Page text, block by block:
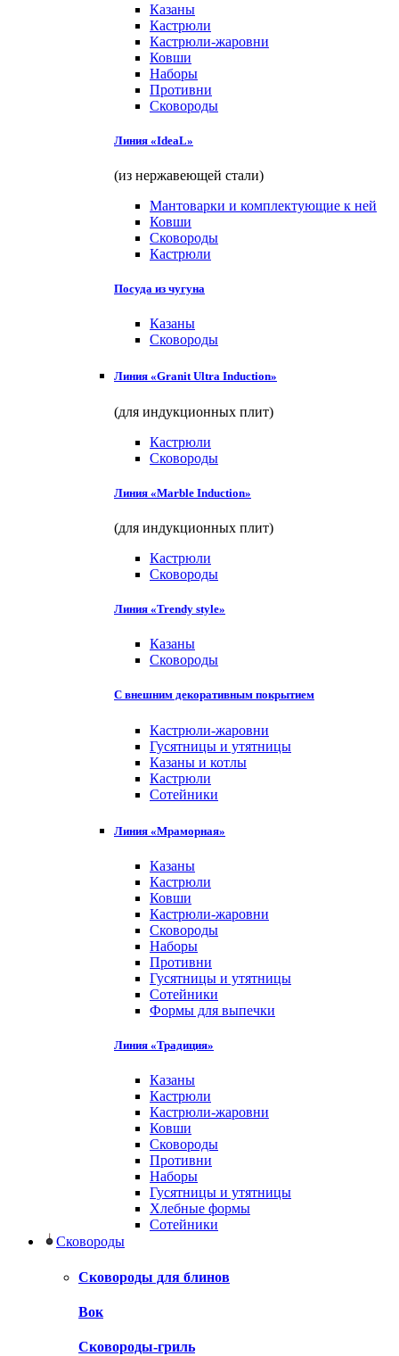
Казаны
Кастрюли
Кастрюли-жаровни
Ковши
Наборы
Противни
Сковороды
Линия «IdeaL»
(из нержавеющей стали)
Мантоварки и комплектующие к ней
Ковши
Сковороды
Кастрюли
Посуда из чугуна
Казаны
Сковороды
Линия «Granit Ultra Induction»
(для индукционных плит)
Кастрюли
Сковороды
Линия «Marble Induction»
(для индукционных плит)
Кастрюли
Сковороды
Линия «Trendy style»
Казаны
Сковороды
С внешним декоративным покрытием
Кастрюли-жаровни
Гусятницы и утятницы
Казаны и котлы
Кастрюли
Сотейники
Линия «Мраморная»
Казаны
Кастрюли
Ковши
Кастрюли-жаровни
Сковороды
Наборы
Противни
Гусятницы и утятницы
Сотейники
Формы для выпечки
Линия «Традиция»
Казаны
Кастрюли
Кастрюли-жаровни
Ковши
Сковороды
Противни
Наборы
Гусятницы и утятницы
Хлебные формы
Сотейники
Сковороды
Сковороды для блинов
Вок
Сковороды-гриль